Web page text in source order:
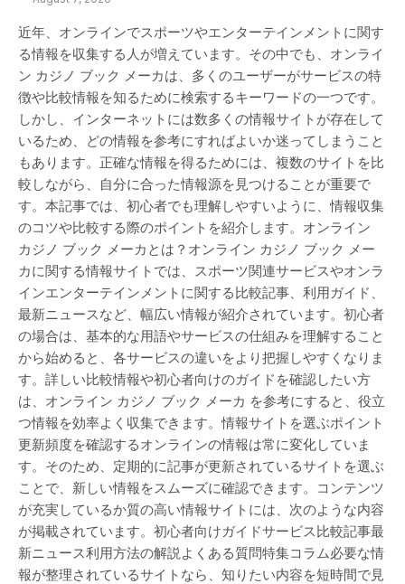
近年、オンラインでスポーツやエンターテインメントに関す
る情報を収集する人が増えています。その中でも、オンライ
ン カジノ ブック メーカは、多くのユーザーがサービスの特
徴や比較情報を知るために検索するキーワードの一つです。
しかし、インターネットには数多くの情報サイトが存在して
いるため、どの情報を参考にすればよいか迷ってしまうこと
もあります。正確な情報を得るためには、複数のサイトを比
較しながら、自分に合った情報源を見つけることが重要で
す。本記事では、初心者でも理解しやすいように、情報収集
のコツや比較する際のポイントを紹介します。オンライン
カジノ ブック メーカとは？オンライン カジノ ブック メー
カに関する情報サイトでは、スポーツ関連サービスやオンラ
インエンターテインメントに関する比較記事、利用ガイド、
最新ニュースなど、幅広い情報が紹介されています。初心者
の場合は、基本的な用語やサービスの仕組みを理解すること
から始めると、各サービスの違いをより把握しやすくなりま
す。詳しい比較情報や初心者向けのガイドを確認したい方
は、オンライン カジノ ブック メーカ を参考にすると、役立
つ情報を効率よく収集できます。情報サイトを選ぶポイント
更新頻度を確認するオンラインの情報は常に変化していま
す。そのため、定期的に記事が更新されているサイトを選ぶ
ことで、新しい情報をスムーズに確認できます。コンテンツ
が充実しているか質の高い情報サイトには、次のような内容
が掲載されています。初心者向けガイドサービス比較記事最
新ニュース利用方法の解説よくある質問特集コラム必要な情
報が整理されているサイトなら、知りたい内容を短時間で見